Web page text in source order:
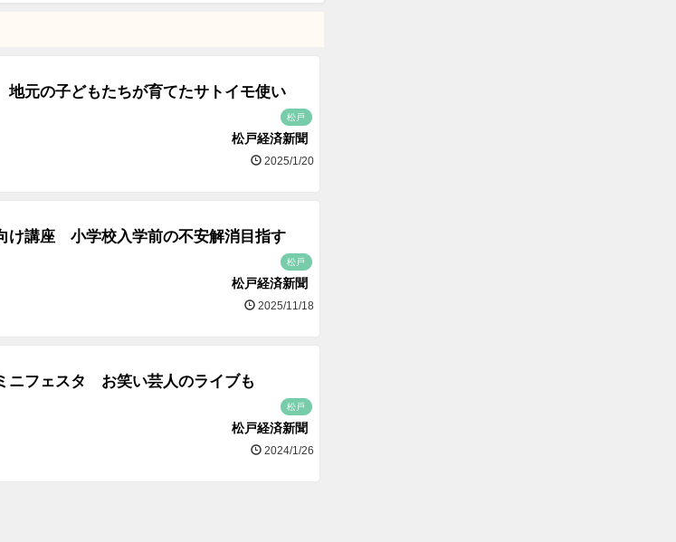
元の子どもたちが育てたサトイモ使い
松戸
松戸経済新聞
2025/1/20
け講座 小学校入学前の不安解消目指す
松戸
松戸経済新聞
2025/11/18
ニフェスタ お笑い芸人のライブも
松戸
松戸経済新聞
2024/1/26